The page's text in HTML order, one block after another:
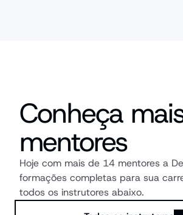
Conheça
mentores
Hoje com mais de 14 mentores a
formações completas para sua
todos os instrutores abaixo.